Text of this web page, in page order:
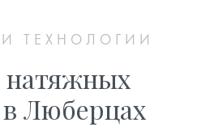
ТЕХНОЛОГИИ
натяжных
Люберцах